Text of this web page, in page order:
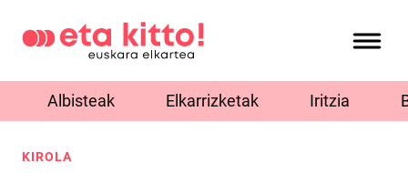
Albisteak Elkarrizketak Iritzia
KIROLA